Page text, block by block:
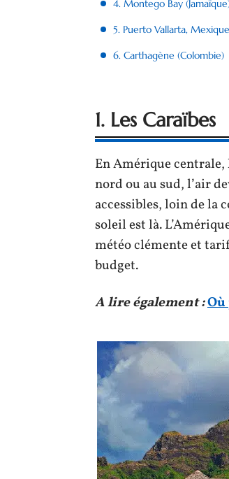
4. Montego Bay
5. Puerto Vallarta, Mexique
6. Carthagène (Colombie)
1. Les Caraïbes
En Amérique centrale,
nord ou au sud, l’air
accessibles, loin de la
soleil est là.
météo clémente et
budget.
A lire également :